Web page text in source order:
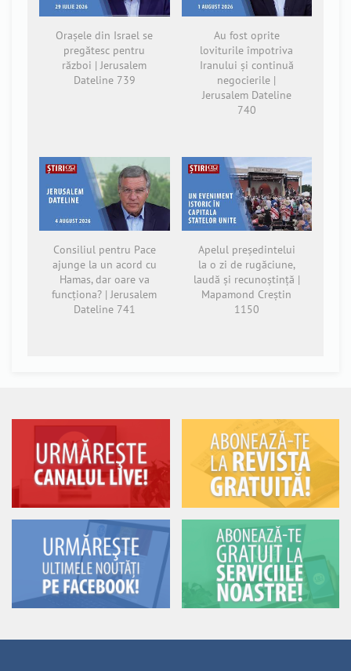
Orașele din Israel se
pregătesc pentru
război | Jerusalem
Dateline 739
Au fost oprite
loviturile împotriva
Iranului și continuă
negocierile |
Jerusalem Dateline
740
Consiliul pentru Pace
ajunge la un acord cu
Hamas, dar oare va
funcționa? | Jerusalem
Dateline 741
Apelul președintelui
la o zi de rugăciune,
laudă și recunoștință |
Mapamond Creștin
1150